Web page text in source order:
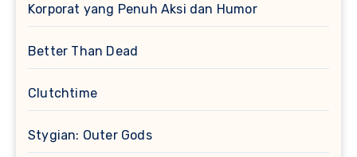
Korporat yang Penuh Aksi dan Humor
Better Than Dead
Clutchtime
Stygian: Outer Gods